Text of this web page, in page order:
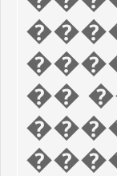
��